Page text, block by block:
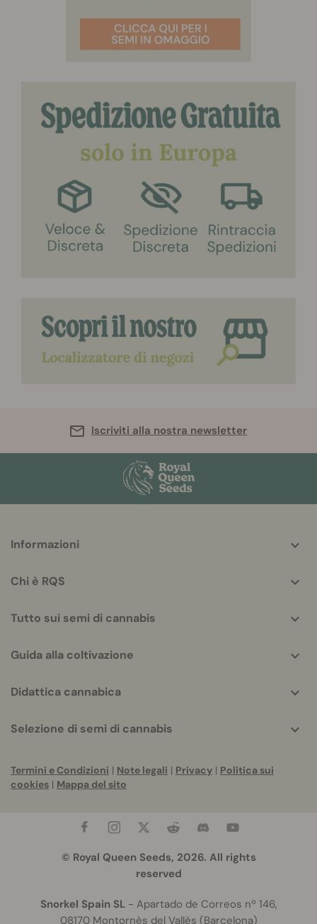
Iscriviti alla nostra newsletter
helpful
Informazioni
Chi è RQS
Tutto sui semi di cannabis
Guida alla coltivazione
Didattica cannabica
Selezione di semi di cannabis
Termini e Condizioni | Note legali | Privacy | Politica sui
cookies | Mappa del sito
© Royal Queen Seeds, 2026. All rights
reserved
Snorkel Spain SL- Apartado de Correos nº 146,
08170 Montornès del Vallès (Barcelona)